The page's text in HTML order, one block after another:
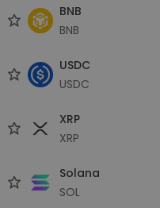
BNB
BNB
USDC
USDC
XRP
XRP
Solana
SOL